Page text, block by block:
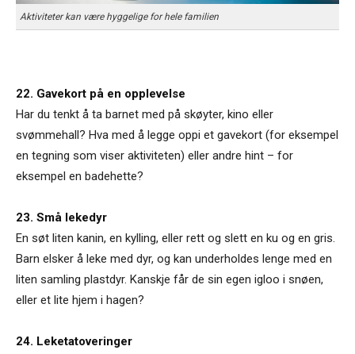
Aktiviteter kan være hyggelige for hele familien
22. Gavekort på en opplevelse
Har du tenkt å ta barnet med på skøyter, kino eller
svømmehall? Hva med å legge oppi et gavekort (for eksempel
en tegning som viser aktiviteten) eller andre hint – for
eksempel en badehette?
23. Små lekedyr
En søt liten kanin, en kylling, eller rett og slett en ku og en gris.
Barn elsker å leke med dyr, og kan underholdes lenge med en
liten samling plastdyr. Kanskje får de sin egen igloo i snøen,
eller et lite hjem i hagen?
24. Leketatoveringer